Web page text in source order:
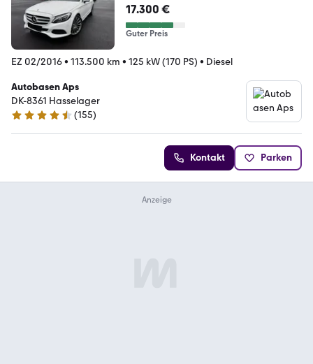
17.300 €
Guter Preis
EZ 02/2016• 113.500 km • 125 kW (170 PS) • Diesel
Autobasen Aps
DK-8361 Hasselager
4.6 Sterne
(155)
Kontakt Parken